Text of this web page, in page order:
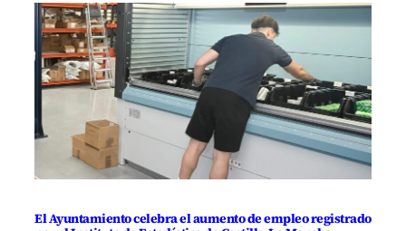
El Ayuntamiento celebra el aumento de empleo registrado